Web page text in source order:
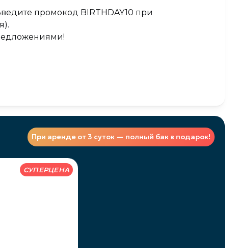
промокод BIRTHDAY10 при
При аренде от 3 суток — полный бак в подарок!
СУПЕРЦЕНА